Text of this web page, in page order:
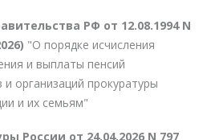
РФ от 12.08.1994 N
"О порядке исчисления
и выплаты пенсий
организаций прокуратуры
и их семьям"
России от 24.04.2026 N 797